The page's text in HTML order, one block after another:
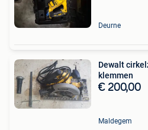
Deurne
Dewalt
klemmen
€ 200,00
Maldegem